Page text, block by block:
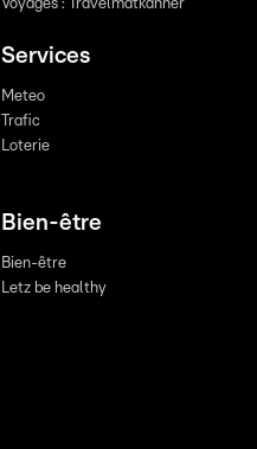
Voyages : Travelmatkanner
Services
Meteo
Trafic
Loterie
Bien-être
Bien-être
Letz be healthy